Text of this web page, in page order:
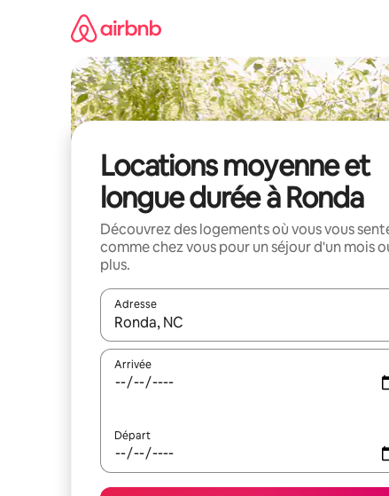
Locations moyenne et
longue durée à Ronda
Découvrez des logements où vous vous
comme chez vous pour un séjour d'un mois
plus.
Adresse
Lorsque les résultats s'affichent, utilisez les
Arrivée
Départ